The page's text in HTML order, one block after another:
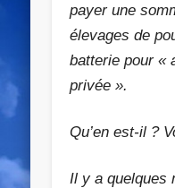
payer une
élevages de
batterie pour «
privée ».
Qu’en est-il ?
Il y a quelques